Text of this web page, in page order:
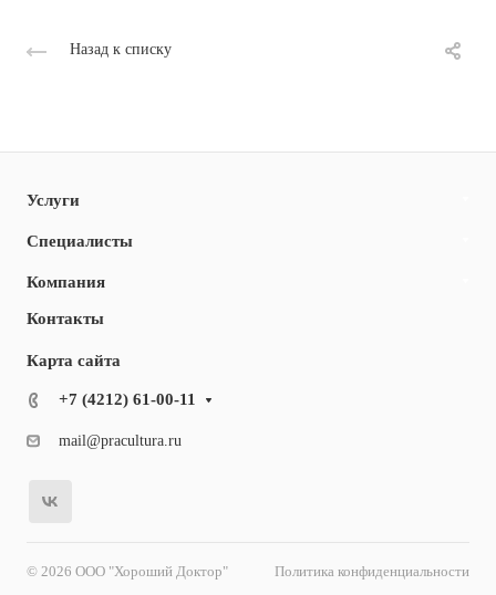
Назад к списку
Услуги
Специалисты
Компания
Контакты
Карта сайта
+7 (4212) 61-00-11
mail@pracultura.ru
© 2026 ООО "Хороший Доктор" Политика конфиденциальности